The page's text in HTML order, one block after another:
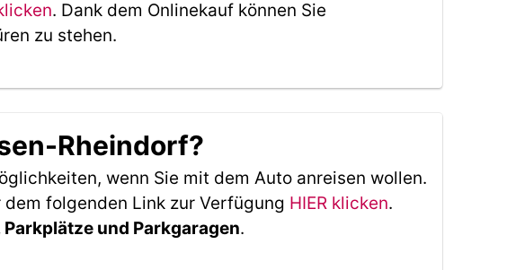
. Dank dem Onlinekauf können Sie
zu stehen.
Rheindorf?
wenn Sie mit dem Auto anreisen wollen.
folgenden Link zur Verfügung HIER klicken.
und Parkgaragen.